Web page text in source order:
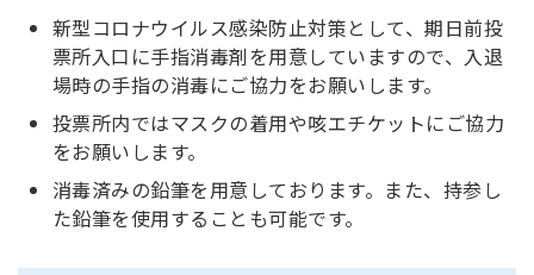
新型コロナウイルス感染防止対策として、期日前投
票所入口に手指消毒剤を用意していますので、入退
場時の手指の消毒にご協力をお願いします。
投票所内ではマスクの着用や咳エチケットにご協力
をお願いします。
消毒済みの鉛筆を用意しております。また、持参し
た鉛筆を使用することも可能です。